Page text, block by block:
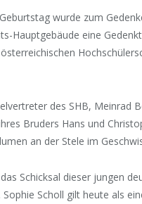
wurde zum
Hauptgebäude eine
des SHB, Meinrad
Bruders Hans und
an der Stele im
Schicksal dieser jungen
Scholl gilt heute als